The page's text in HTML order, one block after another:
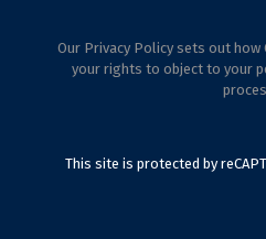
Our Privacy Policy sets out
your rights to object to your
This site is protected by